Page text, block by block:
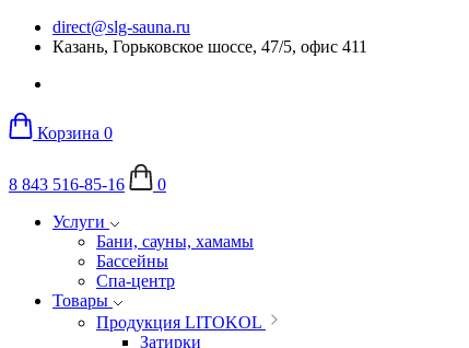
direct@slg-sauna.ru
Казань, Горьковское шоссе, 47/5, офис 411
Корзина 0
8 843 516-85-16
0
Услуги
Бани, сауны, хамамы
Бассейны
Спа-центр
Товары
Продукция LITOKOL
Затирки